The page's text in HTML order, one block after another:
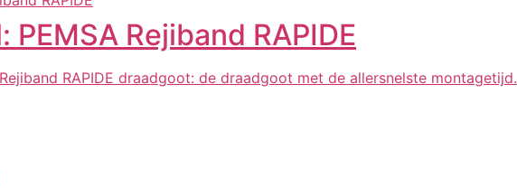
PEMSA Rejiband RAPIDE
RAPIDE draadgoot: de draadgoot met de allersnelste montagetijd.